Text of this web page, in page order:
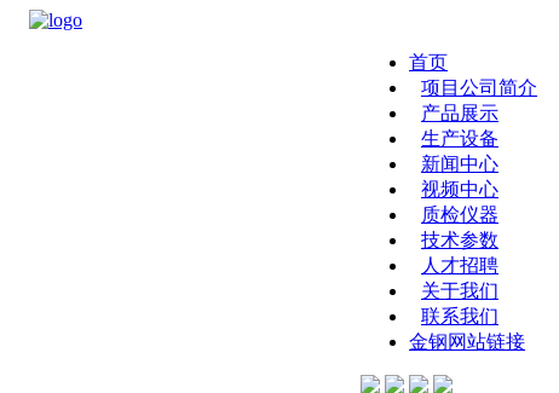
首页
项目公司简介
产品展示
生产设备
新闻中心
视频中心
质检仪器
技术参数
人才招聘
关于我们
联系我们
金钢网站链接